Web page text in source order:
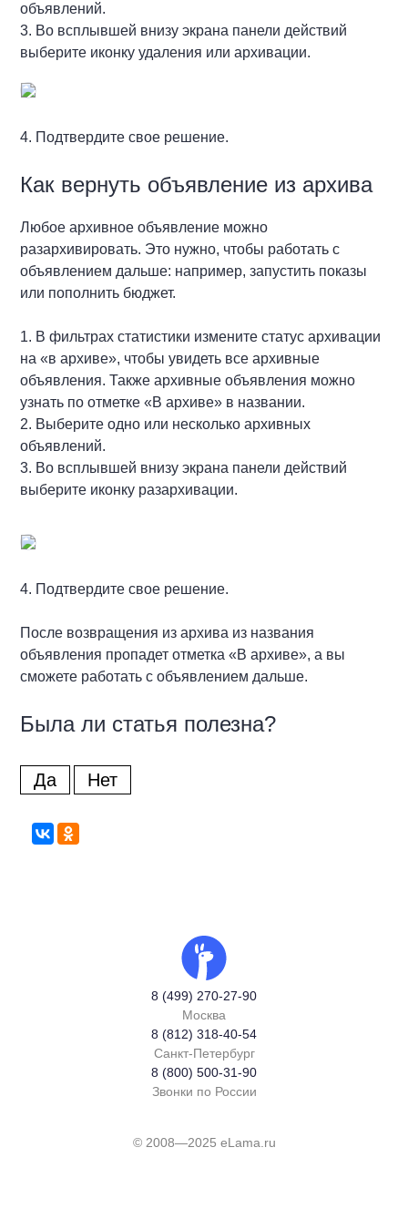
объявлений.
3. Во всплывшей внизу экрана панели действий
выберите иконку удаления или архивации.
4. Подтвердите свое решение.
Как вернуть объявление из архива
Любое архивное объявление можно
разархивировать. Это нужно, чтобы работать с
объявлением дальше: например, запустить показы
или пополнить бюджет.
1. В фильтрах статистики измените статус архивации
на «в архиве», чтобы увидеть все архивные
объявления. Также архивные объявления можно
узнать по отметке «В архиве» в названии.
2. Выберите одно или несколько архивных
объявлений.
3. Во всплывшей внизу экрана панели действий
выберите иконку разархивации.
4. Подтвердите свое решение.
После возвращения из архива из названия
объявления пропадет отметка «В архиве», а вы
сможете работать с объявлением дальше.
Была ли статья полезна?
Да Нет
8 (499) 270-27-90
Москва
8 (812) 318-40-54
Санкт-Петербург
8 (800) 500-31-90
Звонки по России
© 2008—2025 eLama.ru